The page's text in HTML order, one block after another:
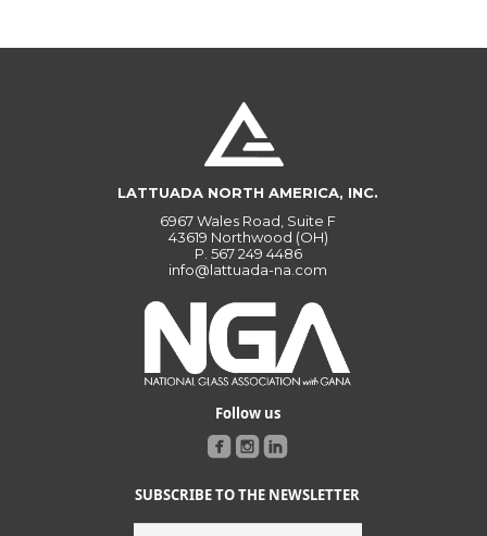
LATTUADA NORTH AMERICA, INC.
6967 Wales Road, Suite F
43619 Northwood (OH)
P. 567 249 4486
info@lattuada-na.com
Follow us
SUBSCRIBE TO THE NEWSLETTER